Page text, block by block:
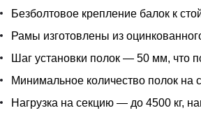
Безболтовое крепление балок к
Рамы изготовлены из
Шаг установки полок — 50 мм, что
Минимальное количество полок на
Нагрузка на секцию — до 4500 кг,